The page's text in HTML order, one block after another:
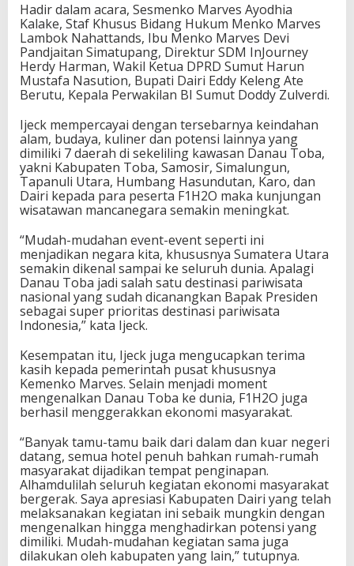
Hadir dalam acara, Sesmenko Marves Ayodhia
Kalake, Staf Khusus Bidang Hukum Menko Marves
Lambok Nahattands, Ibu Menko Marves Devi
Pandjaitan Simatupang, Direktur SDM InJourney
Herdy Harman, Wakil Ketua DPRD Sumut Harun
Mustafa Nasution, Bupati Dairi Eddy Keleng Ate
Berutu, Kepala Perwakilan BI Sumut Doddy Zulverdi.
Ijeck mempercayai dengan tersebarnya keindahan
alam, budaya, kuliner dan potensi lainnya yang
dimiliki 7 daerah di sekeliling kawasan Danau Toba,
yakni Kabupaten Toba, Samosir, Simalungun,
Tapanuli Utara, Humbang Hasundutan, Karo, dan
Dairi kepada para peserta F1H2O maka kunjungan
wisatawan mancanegara semakin meningkat.
“Mudah-mudahan event-event seperti ini
menjadikan negara kita, khususnya Sumatera Utara
semakin dikenal sampai ke seluruh dunia. Apalagi
Danau Toba jadi salah satu destinasi pariwisata
nasional yang sudah dicanangkan Bapak Presiden
sebagai super prioritas destinasi pariwisata
Indonesia,” kata Ijeck.
Kesempatan itu, Ijeck juga mengucapkan terima
kasih kepada pemerintah pusat khususnya
Kemenko Marves. Selain menjadi moment
mengenalkan Danau Toba ke dunia, F1H2O juga
berhasil menggerakkan ekonomi masyarakat.
“Banyak tamu-tamu baik dari dalam dan kuar negeri
datang, semua hotel penuh bahkan rumah-rumah
masyarakat dijadikan tempat penginapan.
Alhamdulilah seluruh kegiatan ekonomi masyarakat
bergerak. Saya apresiasi Kabupaten Dairi yang telah
melaksanakan kegiatan ini sebaik mungkin dengan
mengenalkan hingga menghadirkan potensi yang
dimiliki. Mudah-mudahan kegiatan sama juga
dilakukan oleh kabupaten yang lain,” tutupnya.